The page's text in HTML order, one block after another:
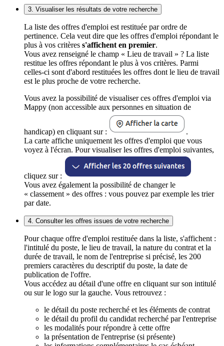
3. Visualiser les résultats de votre recherche
La liste des offres d'emploi est restituée par ordre de
pertinence. Cela veut dire que les offres d'emploi répondant le
plus à vos critères s'affichent en premier.
Vous avez renseigné le champ « Lieu de travail » ? La liste
restitue les offres répondant le plus à vos critères. Parmi
celles-ci sont d'abord restituées les offres dont le lieu de travail
est le plus proche de votre recherche.
Vous avez la possibilité de visualiser ces offres d'emploi via
Mappy (non accessible aux personnes en situation de
handicap) en cliquant sur :
.
La carte affiche uniquement les offres d'emploi que vous
voyez à l'écran. Pour visualiser les offres d'emploi suivantes,
cliquez sur :
Vous avez également la possibilité de changer le
« classement » des offres : vous pouvez par exemple les trier
par date.
4. Consulter les offres issues de votre recherche
Pour chaque offre d'emploi restituée dans la liste, s'affichent :
l'intitulé du poste, le lieu de travail, la nature du contrat et la
durée de travail, le nom de l'entreprise si précisé, les 200
premiers caractères du descriptif du poste, la date de
publication de l'offre.
Vous accédez au détail d'une offre en cliquant sur son intitulé
ou sur le logo sur la gauche. Vous retrouvez :
le détail du poste recherché et les éléments de contrat
le détail du profil du candidat recherché par l'entreprise
les modalités pour répondre à cette offre
la présentation de l'entreprise (si présente)